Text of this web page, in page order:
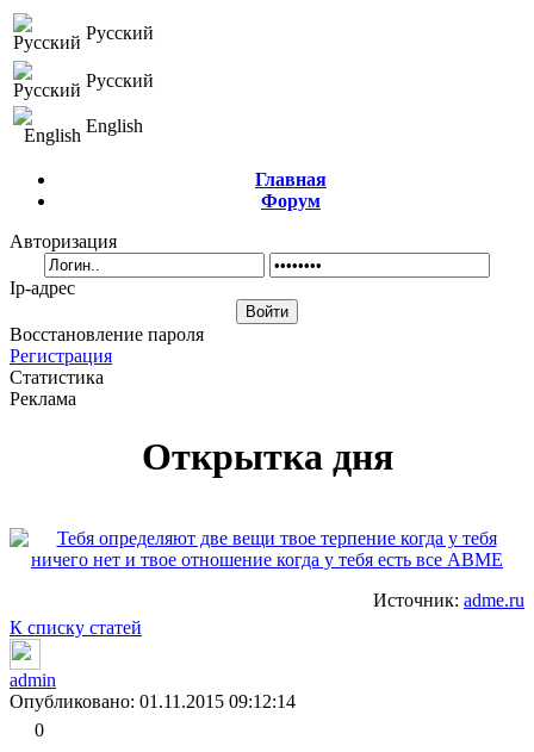
Русский
Русский
English
Главная
Форум
Авторизация
Ip-адрес
Восстановление пароля
Регистрация
Статистика
Реклама
Открытка дня
Источник: adme.ru
К списку статей
admin
Опубликовано: 01.11.2015 09:12:14
0